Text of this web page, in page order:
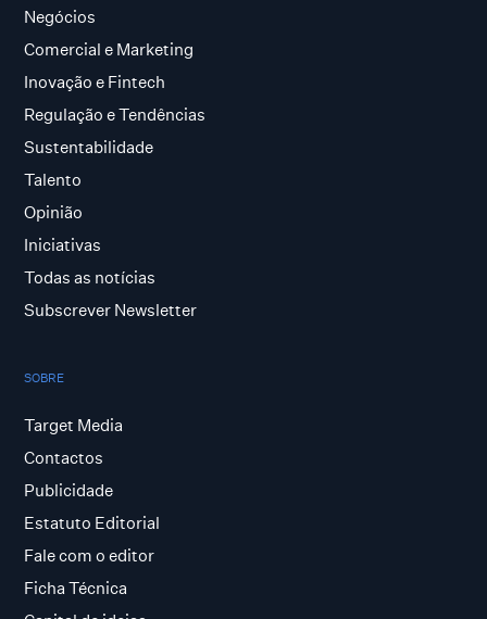
Negócios
Comercial e Marketing
Inovação e Fintech
Regulação e Tendências
Sustentabilidade
Talento
Opinião
Iniciativas
Todas as notícias
Subscrever Newsletter
SOBRE
Target Media
Contactos
Publicidade
Estatuto Editorial
Fale com o editor
Ficha Técnica